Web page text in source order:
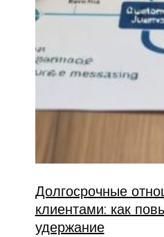
Долгосрочные
клиентами: как
удержание